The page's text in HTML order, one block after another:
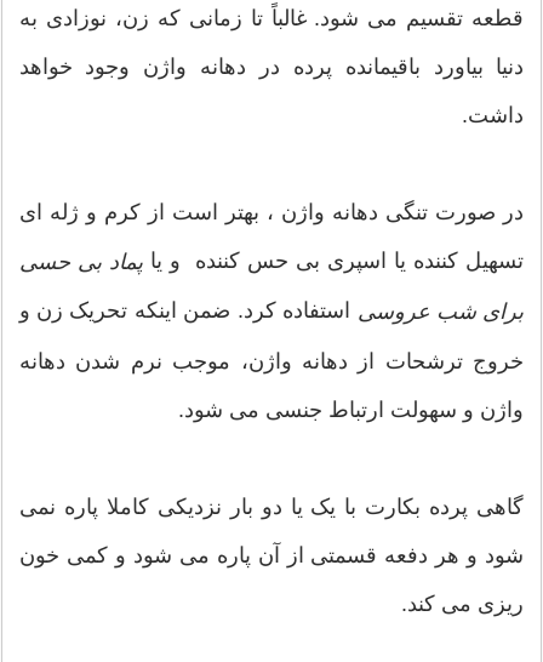
قطعه تقسیم می شود. غالباً تا زمانی که زن، نوزادی به
دنیا بیاورد باقیمانده پرده در دهانه واژن وجود خواهد
داشت.
در صورت تنگی دهانه واژن ، بهتر است از کرم و ژله ای
تسهیل کننده یا اسپری بی حس کننده و یا پماد بی حسی
برای شب عروسی استفاده کرد. ضمن اینکه تحریک زن و
خروج ترشحات از دهانه واژن، موجب نرم شدن دهانه
واژن و سهولت ارتباط جنسی می شود.
گاهی پرده بکارت با یک یا دو بار نزدیکی کاملا پاره نمی
شود و هر دفعه قسمتی از آن پاره می شود و کمی خون
ریزی می کند.